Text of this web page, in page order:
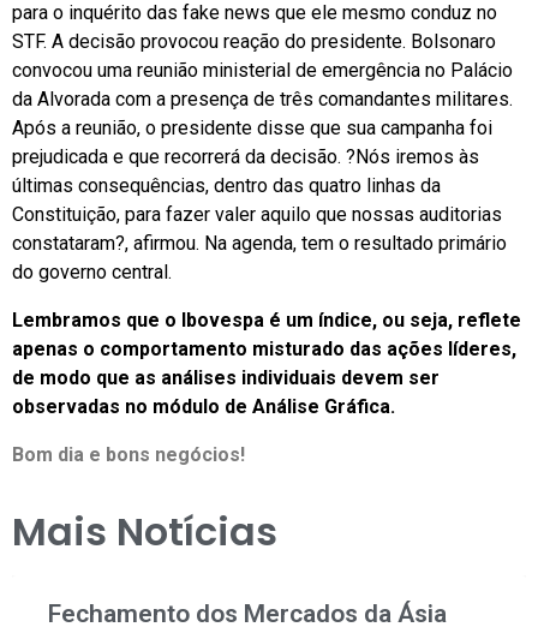
para o inquérito das fake news que ele mesmo conduz no
STF. A decisão provocou reação do presidente. Bolsonaro
convocou uma reunião ministerial de emergência no Palácio
da Alvorada com a presença de três comandantes militares.
Após a reunião, o presidente disse que sua campanha foi
prejudicada e que recorrerá da decisão. ?Nós iremos às
últimas consequências, dentro das quatro linhas da
Constituição, para fazer valer aquilo que nossas auditorias
constataram?, afirmou. Na agenda, tem o resultado primário
do governo central.
Lembramos que o Ibovespa é um índice, ou seja, reflete
apenas o comportamento misturado das ações líderes,
de modo que as análises individuais devem ser
observadas no módulo de Análise Gráfica.
Bom dia e bons negócios!
Mais Notícias
Fechamento dos Mercados da Ásia